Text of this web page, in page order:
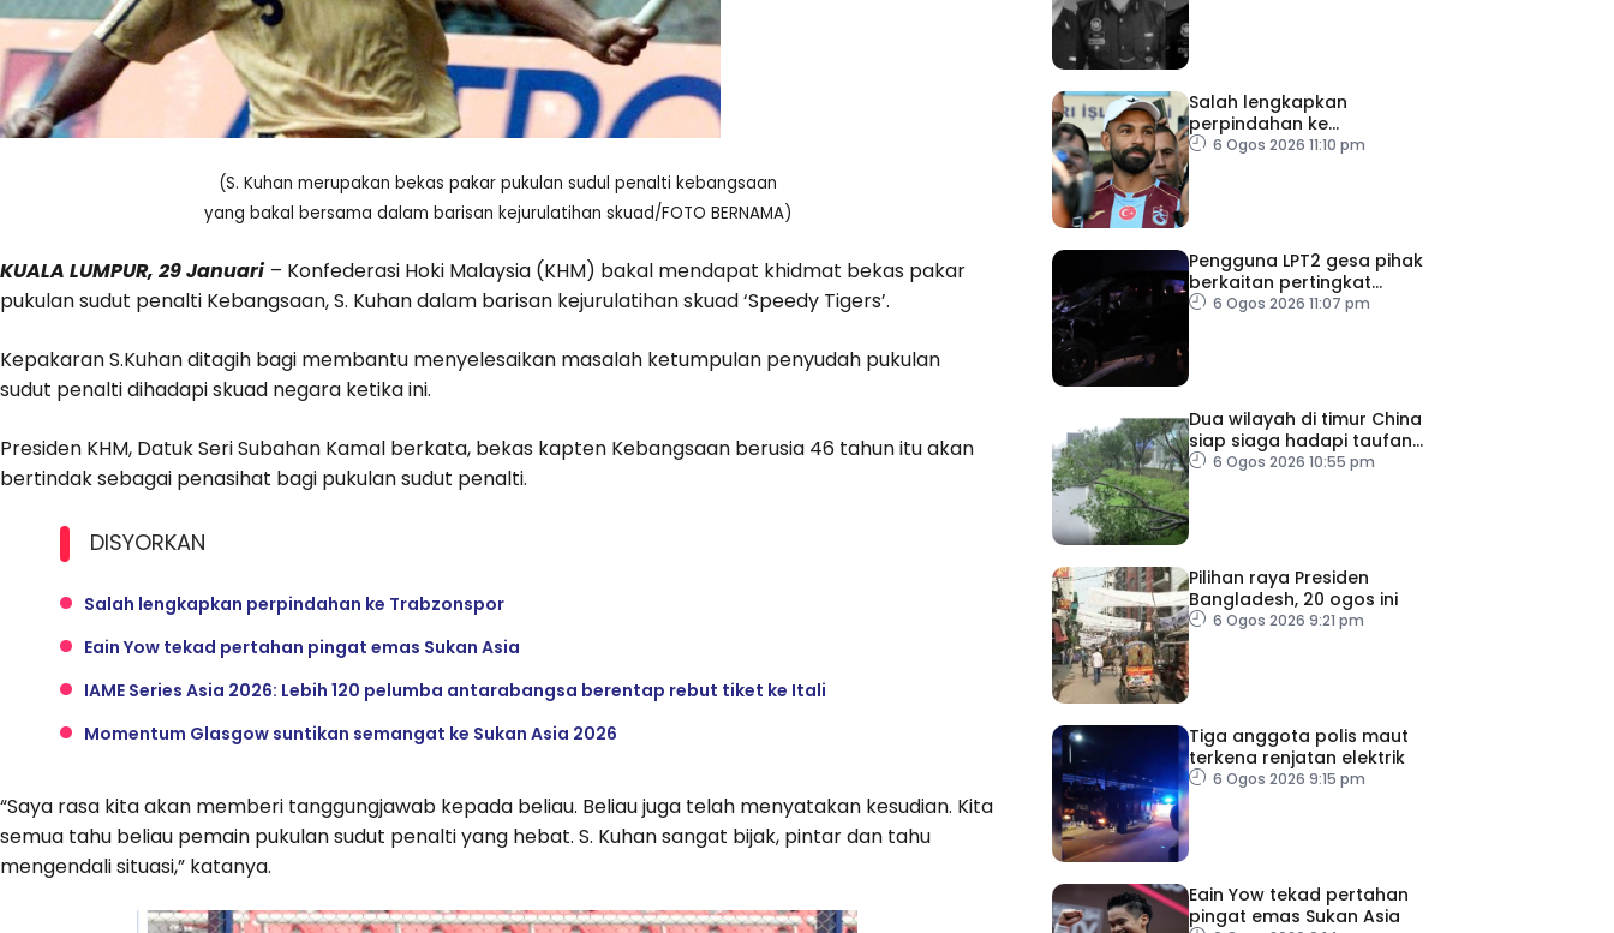
(S. Kuhan merupakan bekas pakar pukulan sudul penalti kebangsaan
yang bakal bersama dalam barisan kejurulatihan skuad/FOTO BERNAMA)
KUALA LUMPUR, 29 Januari – Konfederasi Hoki Malaysia (KHM) bakal mendapat khidmat bekas pakar
pukulan sudut penalti Kebangsaan, S. Kuhan dalam barisan kejurulatihan skuad ‘Speedy Tigers’.
Kepakaran S.Kuhan ditagih bagi membantu menyelesaikan masalah ketumpulan penyudah pukulan
sudut penalti dihadapi skuad negara ketika ini.
Presiden KHM, Datuk Seri Subahan Kamal berkata, bekas kapten Kebangsaan berusia 46 tahun itu akan
bertindak sebagai penasihat bagi pukulan sudut penalti.
DISYORKAN
Salah lengkapkan perpindahan ke Trabzonspor
Eain Yow tekad pertahan pingat emas Sukan Asia
IAME Series Asia 2026: Lebih 120 pelumba antarabangsa berentap rebut tiket ke Itali
Momentum Glasgow suntikan semangat ke Sukan Asia 2026
“Saya rasa kita akan memberi tanggungjawab kepada beliau. Beliau juga telah menyatakan kesudian. Kita
semua tahu beliau pemain pukulan sudut penalti yang hebat. S. Kuhan sangat bijak, pintar dan tahu
mengendali situasi,” katanya.
Salah lengkapkan
perpindahan ke
Trabzonspor
6 Ogos 2026 11:10 pm
Pengguna LPT2 gesa pihak
berkaitan pertingkat
keselamatan
6 Ogos 2026 11:07 pm
Dua wilayah di timur China
siap siaga hadapi taufan
Dolphin
6 Ogos 2026 10:55 pm
Pilihan raya Presiden
Bangladesh, 20 ogos ini
6 Ogos 2026 9:21 pm
Tiga anggota polis maut
terkena renjatan elektrik
6 Ogos 2026 9:15 pm
Eain Yow tekad pertahan
pingat emas Sukan Asia